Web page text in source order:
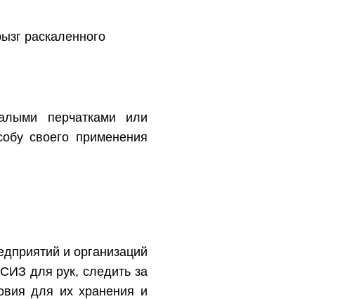
раскаленного
перчатками или
своего применения
и организаций
для рук, следить за
для их хранения и